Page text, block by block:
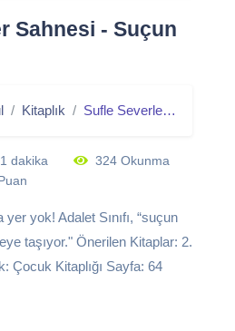
Sahnesi - Suçun
Kitaplık Sufle Severler Sahnesi - Suçun Şahsiliği
1 dakika
324 Okunma
yok! Adalet Sınıfı, “suçun
taşıyor." Önerilen Kitaplar: 2.
Çocuk Kitaplığı Sayfa: 64